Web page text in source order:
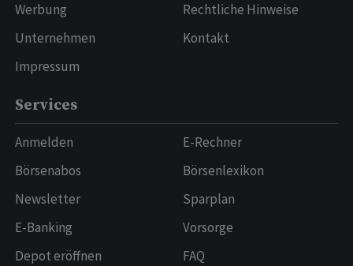
Werbung
Unternehmen
Impressum
Rechtliche Hinweise
Kontakt
Services
Anmelden
Börsenabos
Newsletter
E-Banking
Depot eröffnen
E-Rechner
Börsenlexikon
Sparplan
Vorsorge
FAQ